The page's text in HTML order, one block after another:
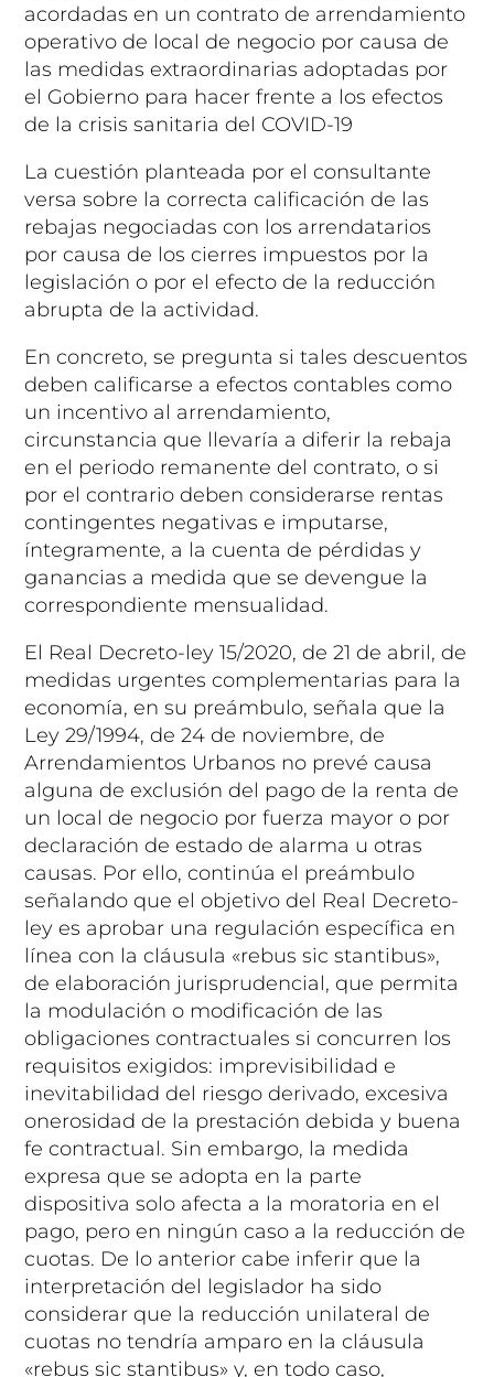
acordadas en un contrato de arrendamiento
operativo de local de negocio por causa de
las medidas extraordinarias adoptadas por
el Gobierno para hacer frente a los efectos
de la crisis sanitaria del COVID-19
La cuestión planteada por el consultante
versa sobre la correcta calificación de las
rebajas negociadas con los arrendatarios
por causa de los cierres impuestos por la
legislación o por el efecto de la reducción
abrupta de la actividad.
En concreto, se pregunta si tales descuentos
deben calificarse a efectos contables como
un incentivo al arrendamiento,
circunstancia que llevaría a diferir la rebaja
en el periodo remanente del contrato, o si
por el contrario deben considerarse rentas
contingentes negativas e imputarse,
íntegramente, a la cuenta de pérdidas y
ganancias a medida que se devengue la
correspondiente mensualidad.
El Real Decreto-ley 15/2020, de 21 de abril, de
medidas urgentes complementarias para la
economía, en su preámbulo, señala que la
Ley 29/1994, de 24 de noviembre, de
Arrendamientos Urbanos no prevé causa
alguna de exclusión del pago de la renta de
un local de negocio por fuerza mayor o por
declaración de estado de alarma u otras
causas. Por ello, continúa el preámbulo
señalando que el objetivo del Real Decreto-
ley es aprobar una regulación específica en
línea con la cláusula «rebus sic stantibus»,
de elaboración jurisprudencial, que permita
la modulación o modificación de las
obligaciones contractuales si concurren los
requisitos exigidos: imprevisibilidad e
inevitabilidad del riesgo derivado, excesiva
onerosidad de la prestación debida y buena
fe contractual. Sin embargo, la medida
expresa que se adopta en la parte
dispositiva solo afecta a la moratoria en el
pago, pero en ningún caso a la reducción de
cuotas. De lo anterior cabe inferir que la
interpretación del legislador ha sido
considerar que la reducción unilateral de
cuotas no tendría amparo en la cláusula
«rebus sic stantibus» y, en todo caso,